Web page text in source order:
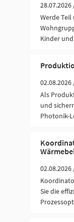
28.07.2026
Werde
Kinder
02.08.2026
Als
und
Photonik-
02.08.2026
Sie die